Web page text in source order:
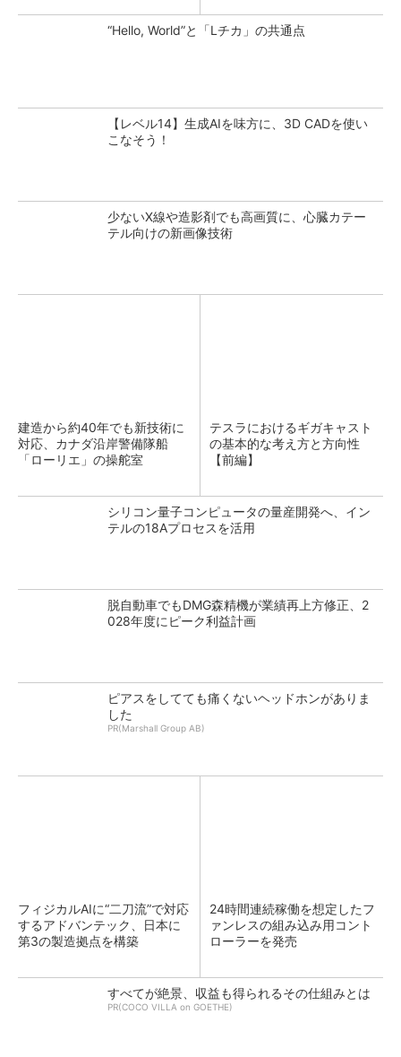
“Hello, World”と「Lチカ」の共通点
【レベル14】生成AIを味方に、3D CADを使い
こなそう！
少ないX線や造影剤でも高画質に、心臓カテー
テル向けの新画像技術
建造から約40年でも新技術に
対応、カナダ沿岸警備隊船
「ローリエ」の操舵室
テスラにおけるギガキャスト
の基本的な考え方と方向性
【前編】
シリコン量子コンピュータの量産開発へ、イン
テルの18Aプロセスを活用
脱自動車でもDMG森精機が業績再上方修正、2
028年度にピーク利益計画
ピアスをしてても痛くないヘッドホンがありま
した
PR(Marshall Group AB)
フィジカルAIに“二刀流”で対応
するアドバンテック、日本に
第3の製造拠点を構築
24時間連続稼働を想定したフ
ァンレスの組み込み用コント
ローラーを発売
すべてが絶景、収益も得られるその仕組みとは
PR(COCO VILLA on GOETHE)